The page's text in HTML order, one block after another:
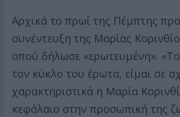
Αρχικά το πρωί της Πέμπτης
συνέντευξη της Μαρίας
οπού δήλωσε «ερωτευμένη».
τον κύκλο του έρωτα, είμαι σε
χαρακτηριστικά η Μαρία
κεφάλαιο στην προσωπική της